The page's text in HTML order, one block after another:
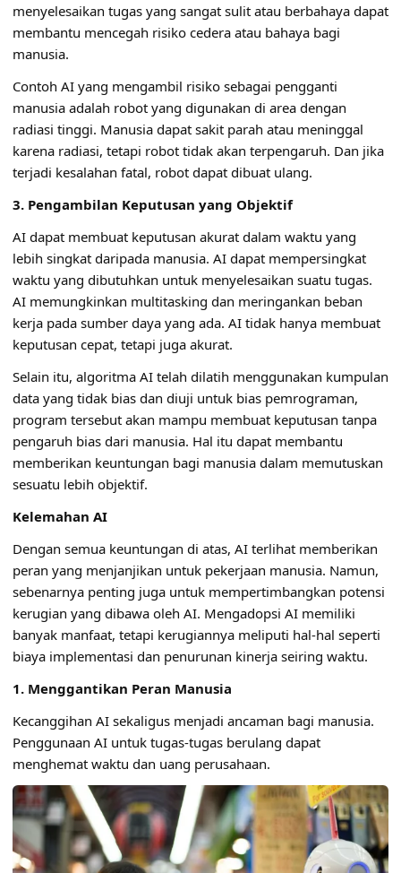
menyelesaikan tugas yang sangat sulit atau berbahaya dapat
membantu mencegah risiko cedera atau bahaya bagi
manusia.
Contoh AI yang mengambil risiko sebagai pengganti
manusia adalah robot yang digunakan di area dengan
radiasi tinggi. Manusia dapat sakit parah atau meninggal
karena radiasi, tetapi robot tidak akan terpengaruh. Dan jika
terjadi kesalahan fatal, robot dapat dibuat ulang.
3. Pengambilan Keputusan yang Objektif
AI dapat membuat keputusan akurat dalam waktu yang
lebih singkat daripada manusia. AI dapat mempersingkat
waktu yang dibutuhkan untuk menyelesaikan suatu tugas.
AI memungkinkan multitasking dan meringankan beban
kerja pada sumber daya yang ada. AI tidak hanya membuat
keputusan cepat, tetapi juga akurat.
Selain itu, algoritma AI telah dilatih menggunakan kumpulan
data yang tidak bias dan diuji untuk bias pemrograman,
program tersebut akan mampu membuat keputusan tanpa
pengaruh bias dari manusia. Hal itu dapat membantu
memberikan keuntungan bagi manusia dalam memutuskan
sesuatu lebih objektif.
Kelemahan AI
Dengan semua keuntungan di atas, AI terlihat memberikan
peran yang menjanjikan untuk pekerjaan manusia. Namun,
sebenarnya penting juga untuk mempertimbangkan potensi
kerugian yang dibawa oleh AI. Mengadopsi AI memiliki
banyak manfaat, tetapi kerugiannya meliputi hal-hal seperti
biaya implementasi dan penurunan kinerja seiring waktu.
1. Menggantikan Peran Manusia
Kecanggihan AI sekaligus menjadi ancaman bagi manusia.
Penggunaan AI untuk tugas-tugas berulang dapat
menghemat waktu dan uang perusahaan.